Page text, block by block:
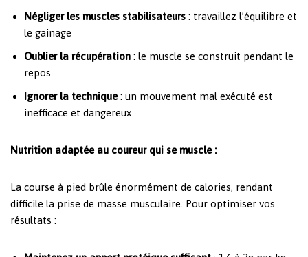
Négliger les muscles stabilisateurs : travaillez l’équilibre et
le gainage
Oublier la récupération : le muscle se construit pendant le
repos
Ignorer la technique: un mouvement mal exécuté est
inefficace et dangereux
Nutrition adaptée au coureur qui se muscle :
La course à pied brûle énormément de calories, rendant
difficile la prise de masse musculaire. Pour optimiser vos
résultats :